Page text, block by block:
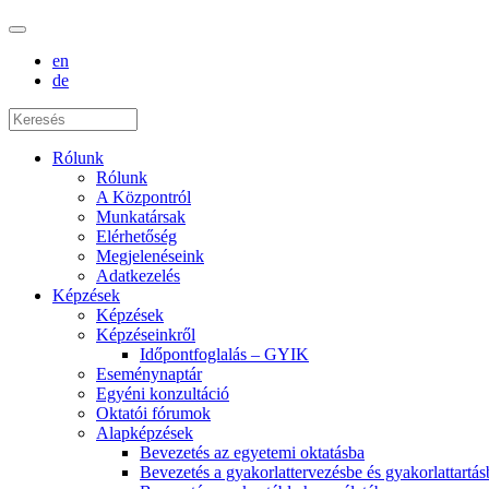
en
de
Rólunk
Rólunk
A Központról
Munkatársak
Elérhetőség
Megjelenéseink
Adatkezelés
Képzések
Képzések
Képzéseinkről
Időpontfoglalás – GYIK
Eseménynaptár
Egyéni konzultáció
Oktatói fórumok
Alapképzések
Bevezetés az egyetemi oktatásba
Bevezetés a gyakorlattervezésbe és